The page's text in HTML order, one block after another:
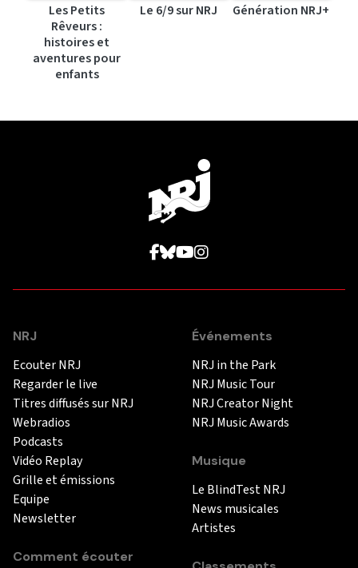
Les Petits
Rêveurs :
histoires et
aventures pour
enfants
Le 6/9 sur NRJ Génération NRJ+
NRJ
Ecouter NRJ
Regarder le live
Titres diffusés sur NRJ
Webradios
Podcasts
Vidéo Replay
Grille et émissions
Equipe
Newsletter
Comment écouter
Événements
NRJ in the Park
NRJ Music Tour
NRJ Creator Night
NRJ Music Awards
Musique
Le BlindTest NRJ
News musicales
Artistes